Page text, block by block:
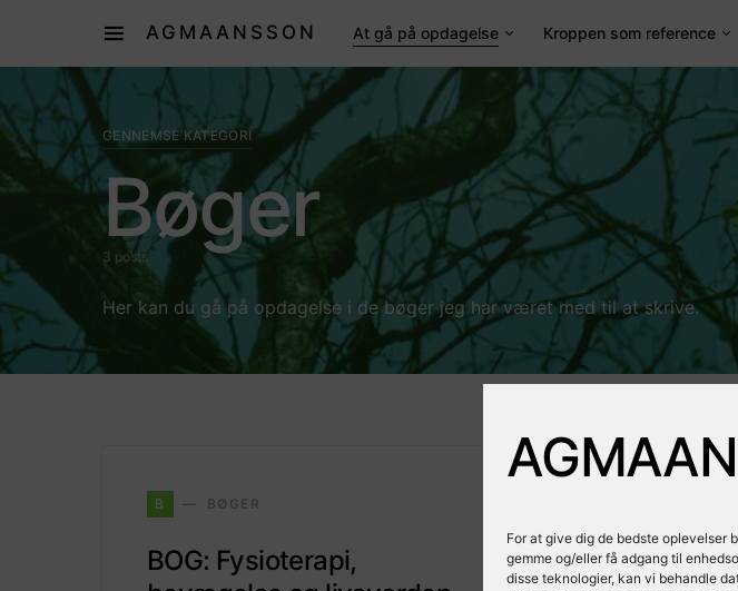
For at give dig de bedste oplevelser
gemme og/eller få adgang til
disse teknologier, kan vi behandle
AGMAANSSON At gå på opdagelse Kroppen som reference
GENNEMSE KATEGORI
Bøger
3 posts
Her kan du gå på opdagelse i de bøger jeg har været med til at skrive.
B BØGER
BOG: Fysioterapi,
BOG: